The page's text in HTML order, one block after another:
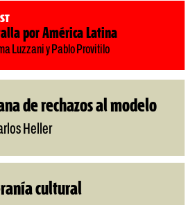
por América Latina
Luzzani y Pablo Provitilo
de rechazos al modelo
Heller
cultural